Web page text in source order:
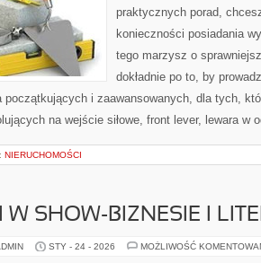
praktycznych porad,
konieczności posiadania
tego marzysz o
dokładnie po to, by
początkujących i zaawansowanych, dla tych,
na wejście siłowe, front lever, lewara w
NIERUCHOMOŚCI
W SHOW-BIZNESIE I
STY - 24 - 2026 MOŻLIWOŚĆ